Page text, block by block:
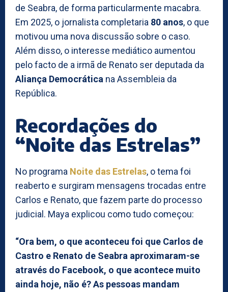
de Seabra, de forma particularmente macabra.
Em 2025, o jornalista completaria 80 anos, o que
motivou uma nova discussão sobre o caso.
Além disso, o interesse mediático aumentou
pelo facto de a irmã de Renato ser deputada da
Aliança Democrática na Assembleia da
República.
Recordações do
“Noite das Estrelas”
No programa Noite das Estrelas, o tema foi
reaberto e surgiram mensagens trocadas entre
Carlos e Renato, que fazem parte do processo
judicial. Maya explicou como tudo começou:
“Ora bem, o que aconteceu foi que Carlos de
Castro e Renato de Seabra aproximaram-se
através do Facebook, o que acontece muito
ainda hoje, não é? As pessoas mandam